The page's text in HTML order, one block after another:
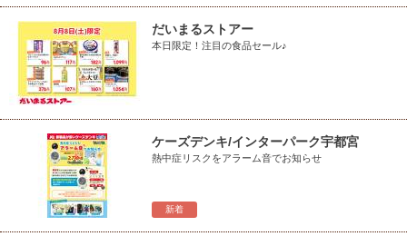
だいまるストアー
本日限定！注目の食品セール♪
新着
ケーズデンキ/インターパーク宇都宮
熱中症リスクをアラーム音でお知らせ